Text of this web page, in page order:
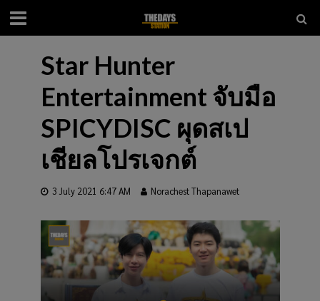
Star Hunter
Entertainment จับมือ
SPICYDISC ผุดสเป
เชียลโปรเจกต์
3 July 2021 6:47 AM Norachest Thapanawet